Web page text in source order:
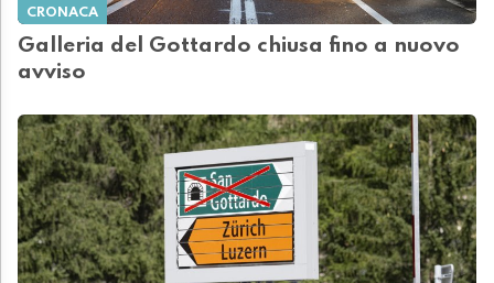
CRONACA
Galleria del Gottardo chiusa fino a nuovo
avviso